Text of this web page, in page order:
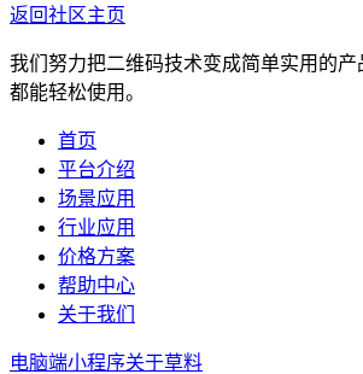
返回社区主页
我们努力把二维码技术变成简单实用的
都能轻松使用。
首页
平台介绍
场景应用
行业应用
价格方案
帮助中心
关于我们
电脑端小程序关于草料